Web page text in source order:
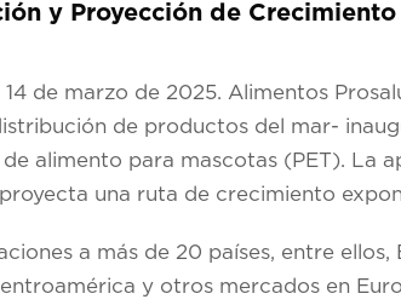
y Proyección de Crecimiento
14 de marzo de 2025. Alimentos
de productos del mar-
alimento para mascotas (PET). La
una ruta de crecimiento
a más de 20 países, entre ellos,
y otros mercados en